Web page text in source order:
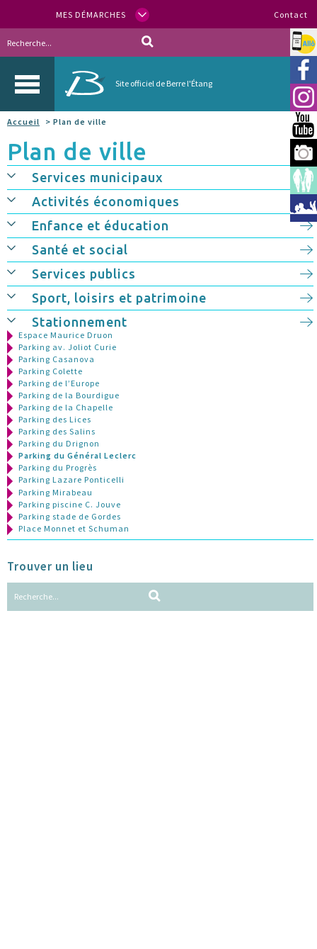
MES DÉMARCHES Contact
Site officiel de Berre l'Étang
Allo
Accueil > Plan de ville
Plan de ville
Services municipaux
Activités économiques
Enfance et éducation
Santé et social
Services publics
Sport, loisirs et patrimoine
Stationnement
Espace Maurice Druon
Parking av. Joliot Curie
Parking Casanova
Parking Colette
Parking de l’Europe
Parking de la Bourdigue
Parking de la Chapelle
Parking des Lices
Parking des Salins
Parking du Drignon
Parking du Général Leclerc
Parking du Progrès
Parking Lazare Ponticelli
Parking Mirabeau
Parking piscine C. Jouve
Parking stade de Gordes
Place Monnet et Schuman
Trouver un lieu